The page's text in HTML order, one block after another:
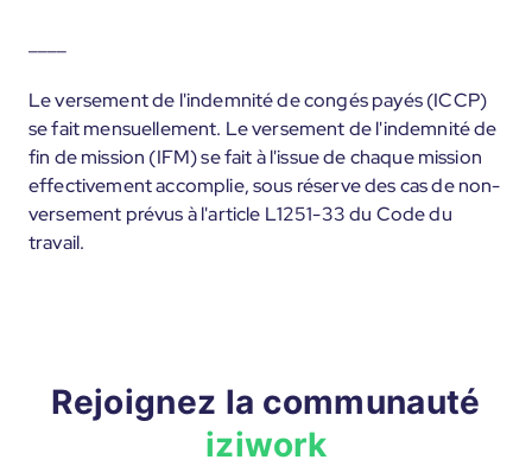
Le versement de l'indemnité de congés payés (ICCP)
se fait mensuellement. Le versement de l'indemnité de
fin de mission (IFM) se fait à l'issue de chaque mission
effectivement accomplie, sous réserve des cas de non-
versement prévus à l'article L1251-33 du Code du
travail.
Rejoignez la communauté
iziwork